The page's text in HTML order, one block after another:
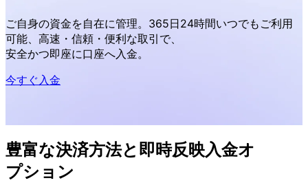
ご自身の資金を自在に管理。 365日24時間いつでも ご利用
可能、 高速・信頼・ 便利な取引で、
安全かつ即座に口座へ入金。
今すぐ入金
豊富な決済方法と 即時反映入金オ
プション